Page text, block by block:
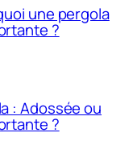
une pergola
?
: Adossée ou
?